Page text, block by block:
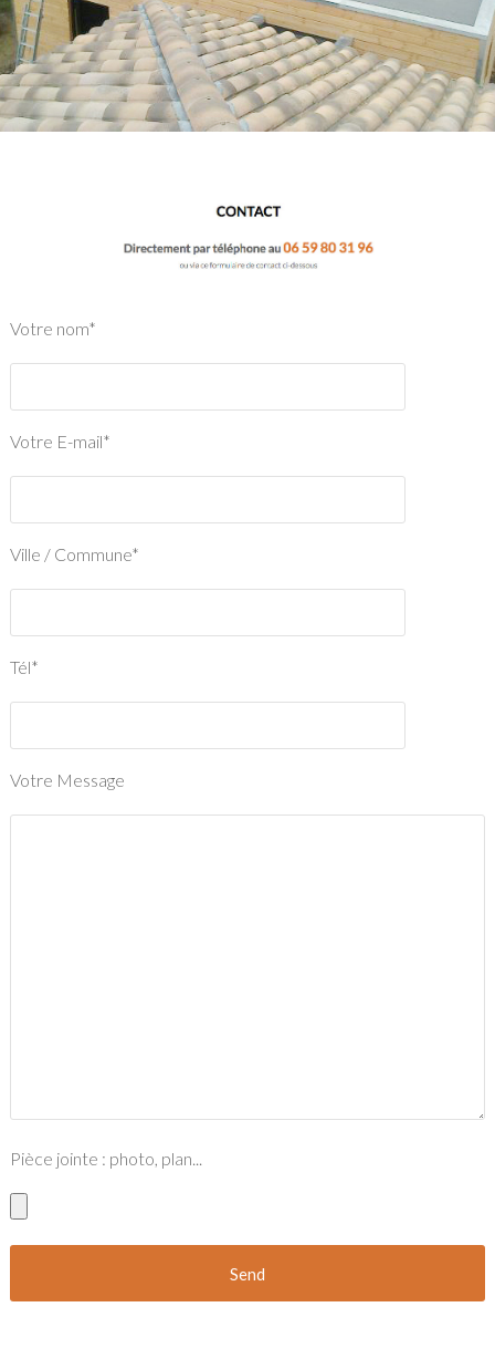
Votre nom*
Votre E-mail*
Ville / Commune*
Tél*
Votre Message
Pièce jointe : photo, plan...